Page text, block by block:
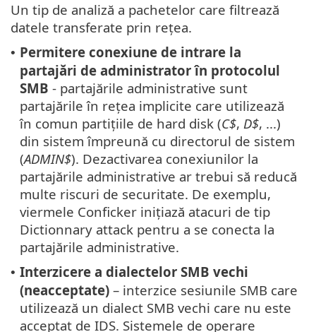
Un tip de analiză a pachetelor care filtrează
datele transferate prin rețea.
• Permitere conexiune de intrare la
partajări de administrator în protocolul
SMB - partajările administrative sunt
partajările în rețea implicite care utilizează
în comun partițiile de hard disk (C$, D$, ...)
din sistem împreună cu directorul de sistem
(ADMIN$). Dezactivarea conexiunilor la
partajările administrative ar trebui să reducă
multe riscuri de securitate. De exemplu,
viermele Conficker inițiază atacuri de tip
Dictionnary attack pentru a se conecta la
partajările administrative.
• Interzicere a dialectelor SMB vechi
(neacceptate) – interzice sesiunile SMB care
utilizează un dialect SMB vechi care nu este
acceptat de IDS. Sistemele de operare